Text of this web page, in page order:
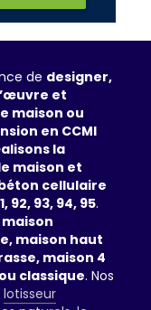
de designer,
et
maison ou
en CCMI
la
maison et
cellulaire
92, 93, 94, 95.
maison haut
maison 4
classique. Nos
lotisseur